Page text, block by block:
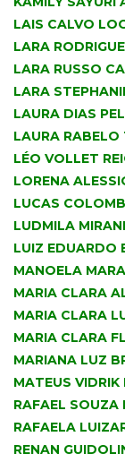
LAIS CALVO
LARA
LARA RUSSO
LARA
LAURA DIAS
LAURA
LÉO VOLLET
LORENA
LUCAS
LUDMILA
LUIZ EDUARDO
MANOELA
MARIA CLARA
MARIA CLARA
MARIA CLARA
MARIANA LUZ
MATEUS
RAFAEL SOUZA
RAFAELA
RENAN